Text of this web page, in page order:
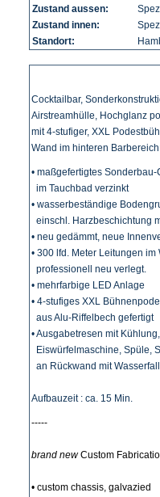
Zustand aussen:
Zustand innen:
Standort:
Cocktailbar,
Airstreamhülle, Hochglanz
mit 4-stufiger, XXL
Wand im hinteren
• maßgefertigtes Sonderbau-
im Tauchbad verzinkt
• wasserbeständige
einschl. Harzbeschichtung
• neu gedämmt, neue
• 300 lfd. Meter Leitungen
professionell neu verlegt.
• mehrfarbige LED Anlage
• 4-stufiges XXL
aus Alu-Riffelbech gefertigt
• Ausgabetresen mit Kühlung,
Eiswürfelmaschine, Spüle,
an Rückwand mit Wasserfall
Aufbauzeit : ca. 15 Min.
-----
brand newCustom
• custom chassis, galvazied